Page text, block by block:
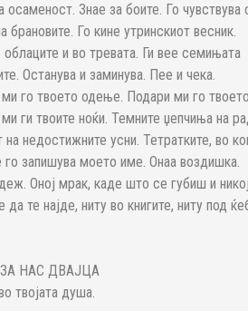
осаменост. Знае за боите. Го чувствува
брановите. Го кине утринскиот весник.
и во тревата. Ги вее семињата
Останува и заминува. Пее и чека.
ми го твоето одење. Подари ми го
ги твоите ноќи. Темните џепчиња на
на недостижните усни. Тетратките, во
го запишува моето име. Онаа воздишка.
Оној мрак, каде што се губиш и никој
те најде, ниту во книгите, ниту под
НАС ДВАЈЦА
твојата душа.